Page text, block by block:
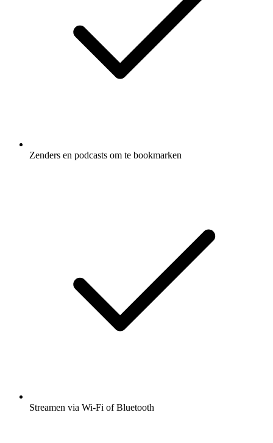
Zenders en podcasts om te bookmarken
Streamen via Wi-Fi of Bluetooth